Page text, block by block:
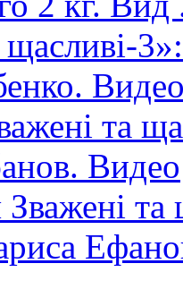
щасливі-
та
Видео
Зважені